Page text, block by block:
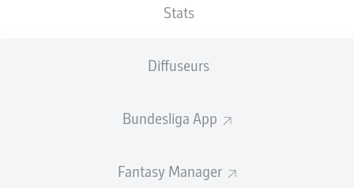
Stats
Diffuseurs
Bundesliga App
Fantasy Manager
Ulrich Taffertshofer